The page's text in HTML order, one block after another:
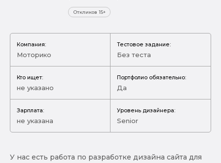
Откликов 15+
Компания:
Моторико
Тестовое задание:
Без теста
Кто ищет:
не указано
Портфолио обязательно:
Да
Зарплата:
не указана
Уровень дизайнера:
Senior
У нас есть работа по разработке дизайна сайта для